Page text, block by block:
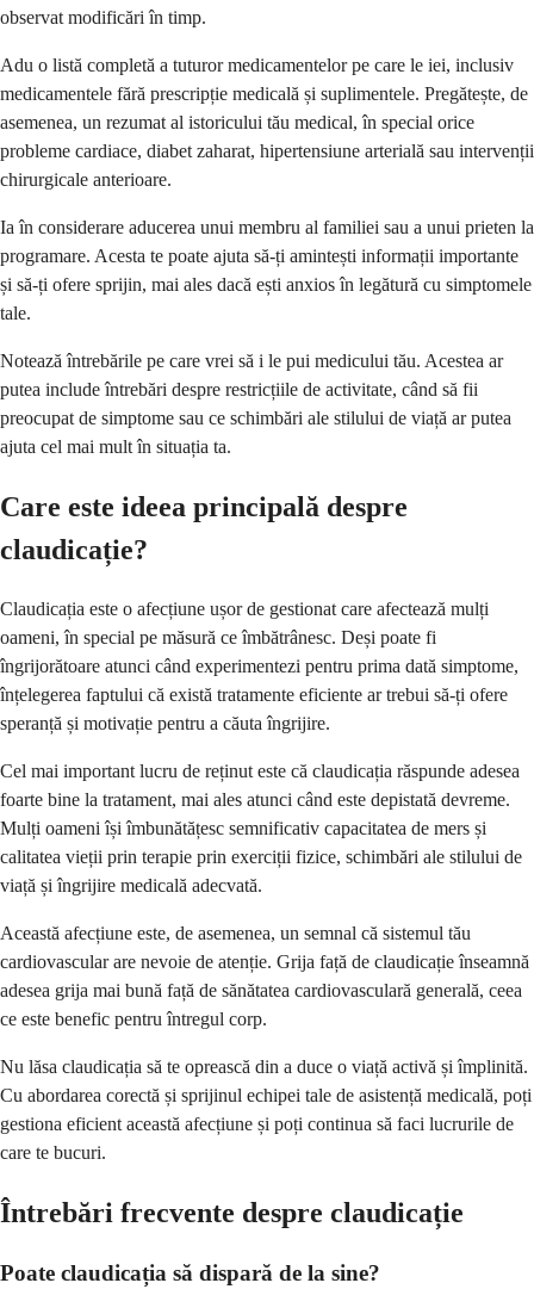
observat modificări în timp.
Adu o listă completă a tuturor medicamentelor pe care le iei, inclusiv
medicamentele fără prescripție medicală și suplimentele. Pregătește, de
asemenea, un rezumat al istoricului tău medical, în special orice
probleme cardiace, diabet zaharat, hipertensiune arterială sau intervenții
chirurgicale anterioare.
Ia în considerare aducerea unui membru al familiei sau a unui prieten la
programare. Acesta te poate ajuta să-ți amintești informații importante
și să-ți ofere sprijin, mai ales dacă ești anxios în legătură cu simptomele
tale.
Notează întrebările pe care vrei să i le pui medicului tău. Acestea ar
putea include întrebări despre restricțiile de activitate, când să fii
preocupat de simptome sau ce schimbări ale stilului de viață ar putea
ajuta cel mai mult în situația ta.
Care este ideea principală despre
claudicație?
Claudicația este o afecțiune ușor de gestionat care afectează mulți
oameni, în special pe măsură ce îmbătrânesc. Deși poate fi
îngrijorătoare atunci când experimentezi pentru prima dată simptome,
înțelegerea faptului că există tratamente eficiente ar trebui să-ți ofere
speranță și motivație pentru a căuta îngrijire.
Cel mai important lucru de reținut este că claudicația răspunde adesea
foarte bine la tratament, mai ales atunci când este depistată devreme.
Mulți oameni își îmbunătățesc semnificativ capacitatea de mers și
calitatea vieții prin terapie prin exerciții fizice, schimbări ale stilului de
viață și îngrijire medicală adecvată.
Această afecțiune este, de asemenea, un semnal că sistemul tău
cardiovascular are nevoie de atenție. Grija față de claudicație înseamnă
adesea grija mai bună față de sănătatea cardiovasculară generală, ceea
ce este benefic pentru întregul corp.
Nu lăsa claudicația să te oprească din a duce o viață activă și împlinită.
Cu abordarea corectă și sprijinul echipei tale de asistență medicală, poți
gestiona eficient această afecțiune și poți continua să faci lucrurile de
care te bucuri.
Întrebări frecvente despre claudicație
Poate claudicația să dispară de la sine?